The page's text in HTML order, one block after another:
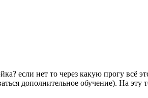
если нет то через какую прогу всё
дополнительное обучение). На